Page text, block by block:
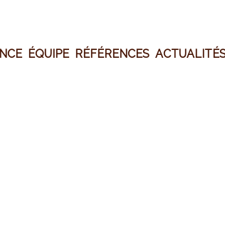
ÉQUIPE RÉFÉRENCES